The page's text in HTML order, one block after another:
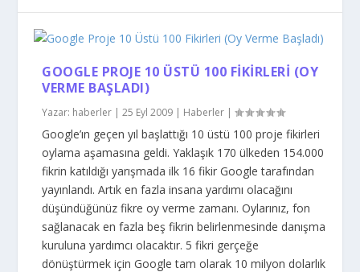
GOOGLE PROJE 10 ÜSTÜ 100 FIKIRLERI (OY
VERME BAŞLADI)
Yazar: haberler |25 Eyl 2009 | Haberler |
Google’ın geçen yıl başlattığı 10 üstü 100 proje fikirleri
oylama aşamasına geldi. Yaklaşık 170 ülkeden 154.000
fikrin katıldığı yarışmada ilk 16 fikir Google tarafından
yayınlandı. Artık en fazla insana yardımı olacağını
düşündüğünüz fikre oy verme zamanı. Oylarınız, fon
sağlanacak en fazla beş fikrin belirlenmesinde danışma
kuruluna yardımcı olacaktır. 5 fikri gerçeğe
dönüştürmek için Google tam olarak 10 milyon dolarlık